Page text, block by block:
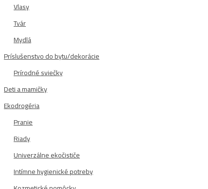
Vlasy
Tvár
Mydlá
Príslušenstvo do bytu/dekorácie
Prírodné sviečky
Deti a mamičky
Ekodrogéria
Pranie
Riady
Univerzálne ekočističe
Intímne hygienické potreby